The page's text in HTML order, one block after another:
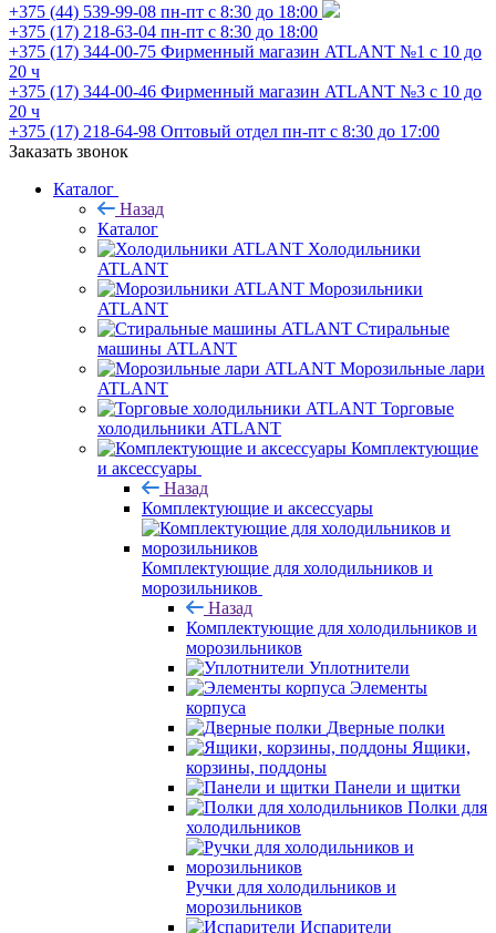
+375 (44) 539-99-08 пн-пт с 8:30 до 18:00
+375 (17) 218-63-04 пн-пт с 8:30 до 18:00
+375 (17) 344-00-75 Фирменный магазин ATLANT №1 с 10 до
20 ч
+375 (17) 344-00-46 Фирменный магазин ATLANT №3 с 10 до
20 ч
+375 (17) 218-64-98 Оптовый отдел пн-пт с 8:30 до 17:00
Заказать звонок
Каталог
Назад
Каталог
Холодильники
ATLANT
Морозильники
ATLANT
Стиральные
машины ATLANT
Морозильные лари
ATLANT
Торговые
холодильники ATLANT
Комплектующие
и аксессуары
Назад
Комплектующие и аксессуары
Комплектующие для холодильников и
морозильников
Назад
Комплектующие для холодильников и
морозильников
Уплотнители
Элементы
корпуса
Дверные полки
Ящики,
корзины, поддоны
Панели и щитки
Полки для
холодильников
Ручки для холодильников и
морозильников
Испарители